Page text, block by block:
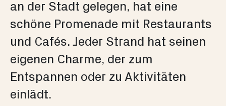
an der Stadt gelegen, hat eine
schöne Promenade mit Restaurants
und Cafés. Jeder Strand hat seinen
eigenen Charme, der zum
Entspannen oder zu Aktivitäten
einlädt.